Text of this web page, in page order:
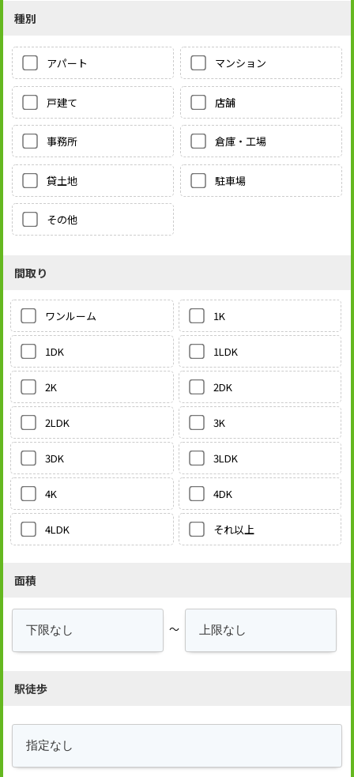
種別
アパート マンション
戸建て 店舗
事務所 倉庫・工場
貸土地 駐車場
その他
間取り
ワンルーム 1K
1DK 1LDK
2K 2DK
2LDK 3K
3DK 3LDK
4K 4DK
4LDK それ以上
面積
～
駅徒歩